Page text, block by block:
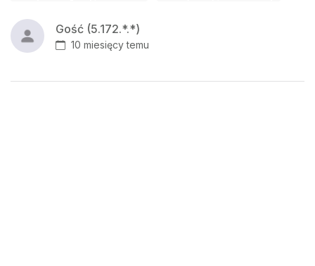
Gość (5.172.*.*)
10 miesięcy temu